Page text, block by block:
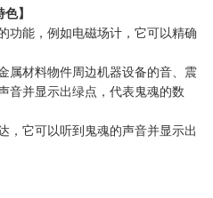
】
能，例如电磁场计，它可以精确
材料物件周边机器设备的音、震
音并显示出绿点，代表鬼魂的数
它可以听到鬼魂的声音并显示出